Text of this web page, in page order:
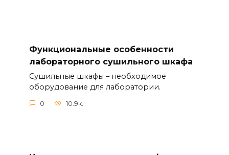
Функциональные особенности
лабораторного сушильного шкафа
Сушильные шкафы – необходимое
оборудование для лаборатории.
0 10.9к.